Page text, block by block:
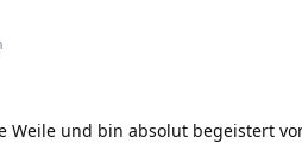
Weile und bin absolut begeistert